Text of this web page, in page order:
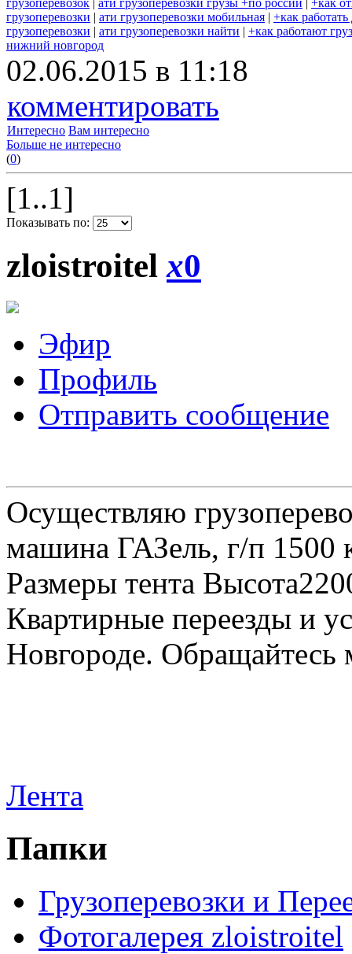
грузоперевозок ати грузоперевозки грузы +по россии
+как
грузоперевозки | ати грузоперевозки мобильная | +как
грузоперевозки | ати грузоперевозки найти | +как работают
нижний новгород
02.06.2015 в 11:18
комментировать
Интересно Вам интересно
Больше не интересно
(0)
[1..1]
Показывать по:
zloistroitelx0
Эфир
Профиль
Отправить сообщение
Осуществляю
машина ГАЗель, г/п 1500
Размеры тента
Квартирные переезды и
Новгороде.
Лента
Папки
Грузоперевозки и
Фотогалерея zloistroitel